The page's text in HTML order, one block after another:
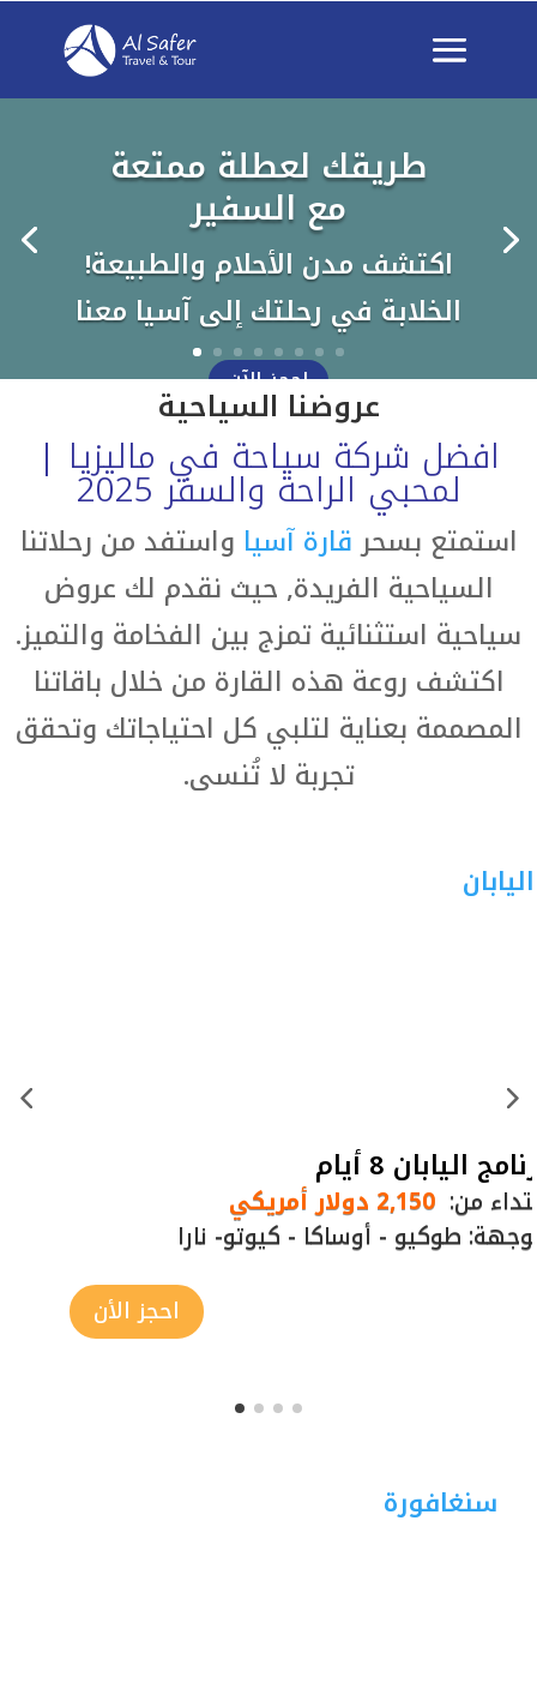
طريقك لعطلة ممتعة
مع السفير
!اكتشف مدن الأحلام والطبيعة
الخلابة في رحلتك إلى آسيا معنا
احجز الآن
عروضنا السياحية
افضل شركة سياحة في ماليزيا |
لمحبي الراحة والسفر 2025
استمتع بسحرقارة آسيا واستفد من رحلاتنا
السياحية الفريدة, حيث نقدم لك عروض
سياحية استثنائية تمزج بين الفخامة والتميز.
اكتشف روعة هذه القارة من خلال باقاتنا
المصممة بعناية لتلبي كل احتياجاتك وتحقق
تجربة لا تُنسى.
اليابان
برنامج اليابان 8 أيام
ابتداء من:2,150 دولار أمريكي
الوجهة:طوكيو- أوساكا - كيوتو- نارا
احجز الأن
سنغافورة